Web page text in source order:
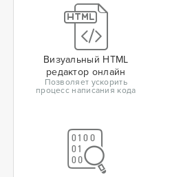
Визуальный HTML
редактор онлайн
Позволяет ускорить
процесс написания кода